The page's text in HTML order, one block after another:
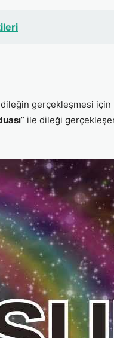
gerçekleşmesi için
” ile dileği